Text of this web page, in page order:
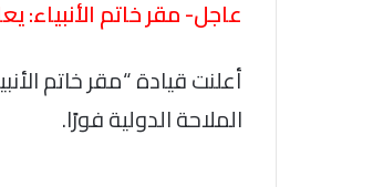
عاجل- مقر خاتم
أعلنت قيادة “مقر خاتم
الملاحة الدولية فورًا.